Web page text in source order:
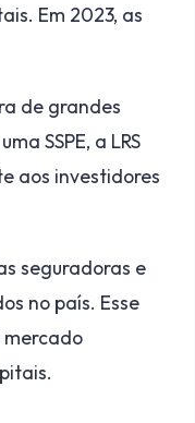
Em 2023, as
de grandes
SSPE, a LRS
aos investidores
seguradoras e
no país. Esse